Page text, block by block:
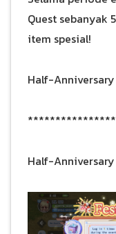
Quest sebanyak
item spesial!
Half-Anniversary
Half-